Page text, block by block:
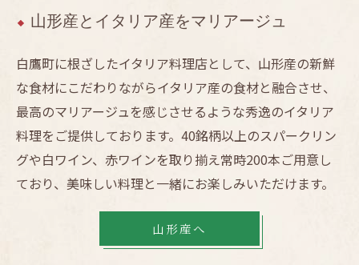
山形産とイタリア産をマリアージュ
白鷹町に根ざしたイタリア料理店として、山形産の新鮮
な食材にこだわりながらイタリア産の食材と融合させ、
最高のマリアージュを感じさせるような秀逸のイタリア
料理をご提供しております。40銘柄以上のスパークリン
グや白ワイン、赤ワインを取り揃え常時200本ご用意し
ており、美味しい料理と一緒にお楽しみいただけます。
山形産へ